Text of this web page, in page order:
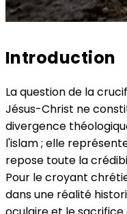
Introduction
La question de la
Jésus-Christ ne
divergence
l'islam ; elle
repose toute la
Pour le croyant
dans une réalité